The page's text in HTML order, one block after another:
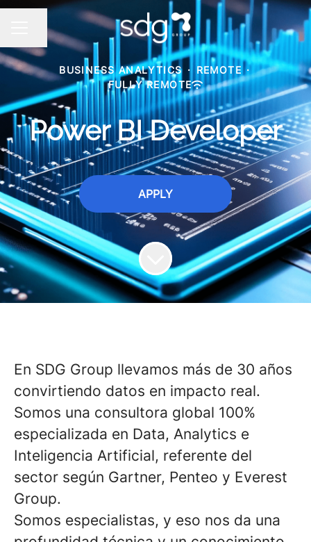
CAREER MENU
Share page
BUSINESS ANALYTICS · REMOTE ·
FULLY REMOTE
Power BI Developer
APPLY
En SDG Group llevamos más de 30 años
convirtiendo datos en impacto real.
Somos una consultora global 100%
especializada en Data, Analytics e
Inteligencia Artificial, referente del
sector según Gartner, Penteo y Everest
Group.
Somos especialistas, y eso nos da una